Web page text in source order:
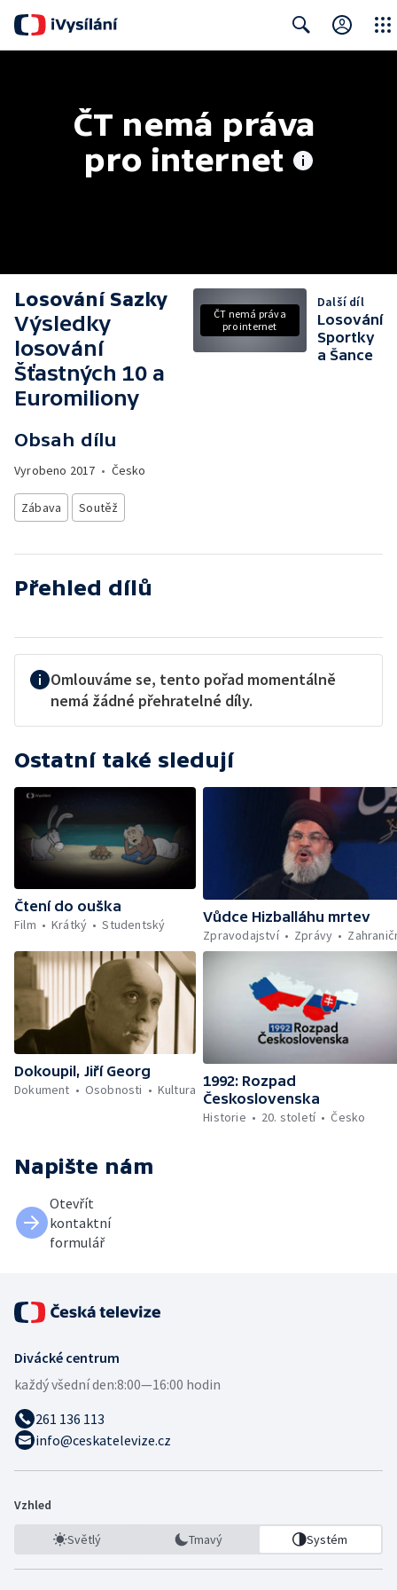
ČT nemá práva
pro internet
Losování Sazky
Výsledky
losování
Šťastných 10 a
Euromiliony
Obsah dílu
Vyrobeno 2017 • Česko
Zábava Soutěž
ČT nemá práva
pro internet
Další díl
Losování
Sportky
a Šance
Přehled dílů
Omlouváme se, tento pořad momentálně
nemá žádné přehratelné díly.
Ostatní také sledují
Čtení do ouška
Film
Krátký Studentský
Vůdce Hizballáhu mrtev
Zpravodajství
Zprávy
Dokoupil, Jiří Georg
Dokument
Osobnosti Kultura
1992: Rozpad
Československa
Historie
20. století Česko
Napište nám
Otevřít
kontaktní
formulář
Divácké centrum
každý všední den:8:00—16:00 hodin
261 136 113
info@ceskatelevize.cz
Vzhled
Světlý Tmavý Systém